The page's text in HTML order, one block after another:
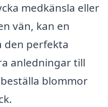
medkänsla eller
vän, kan en
den perfekta
anledningar till
blommor